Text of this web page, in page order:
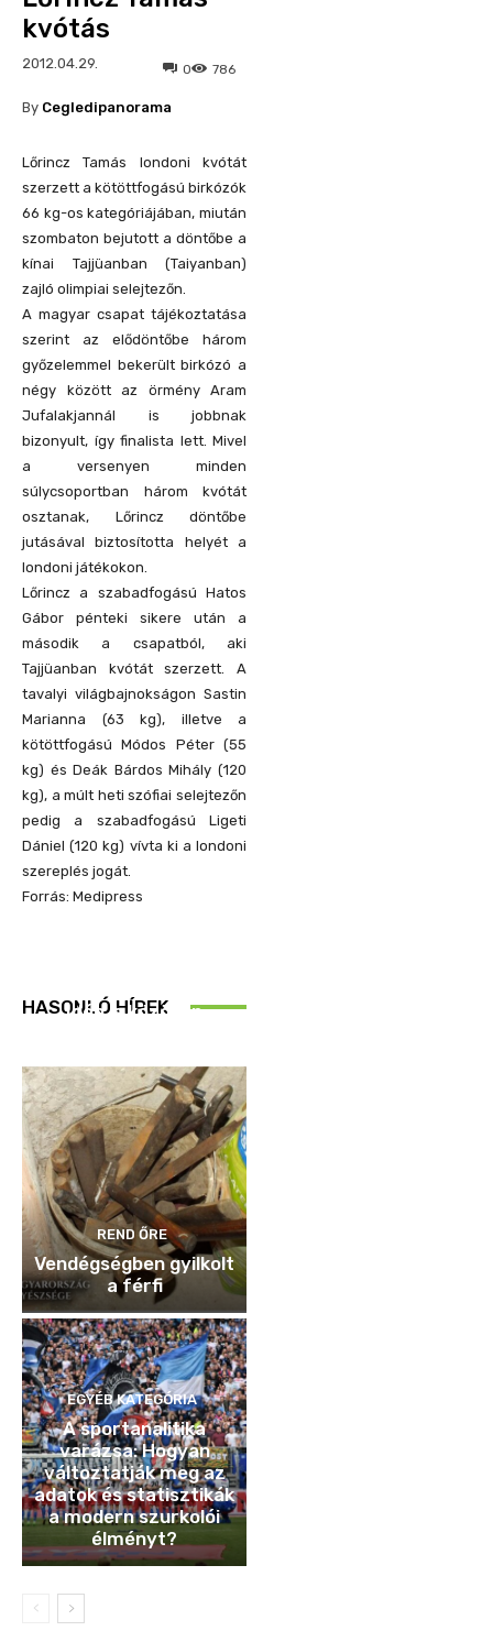
kvótás
2012.04.29. 786
0
By Cegledipanorama
Lőrincz Tamás londoni kvótát
szerzett a kötöttfogású birkózók
66 kg-os kategóriájában, miután
szombaton bejutott a döntőbe a
kínai Tajjüanban (Taiyanban)
zajló olimpiai selejtezőn.
A magyar csapat tájékoztatása
szerint az elődöntőbe három
győzelemmel bekerült birkózó a
négy között az örmény Aram
Jufalakjannál is jobbnak
bizonyult, így finalista lett. Mivel
a versenyen minden
súlycsoportban három kvótát
osztanak, Lőrincz döntőbe
jutásával biztosította helyét a
londoni játékokon.
Lőrincz a szabadfogású Hatos
Gábor pénteki sikere után a
második a csapatból, aki
Tajjüanban kvótát szerzett. A
tavalyi világbajnokságon Sastin
Marianna (63 kg), illetve a
kötöttfogású Módos Péter (55
kg) és Deák Bárdos Mihály (120
kg), a múlt heti szófiai selejtezőn
pedig a szabadfogású Ligeti
Dániel (120 kg) vívta ki a londoni
szereplés jogát.
Forrás: Medipress
HASONLÓ HÍREK
Idén is közösen
REND ŐRE
Vendégségben gyilkolt
a férfi
EGYÉB KATEGÓRIA
A sportanalitika
varázsa: Hogyan
változtatják meg az
adatok és statisztikák
a modern szurkolói
élményt?